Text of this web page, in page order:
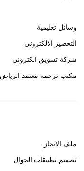
وسائل تعليمية
التحضير الالكتروني
شركة تسويق الكتروني
مكتب ترجمة معتمد الرياض
ملف الانجاز
تصميم تطبيقات الجوال